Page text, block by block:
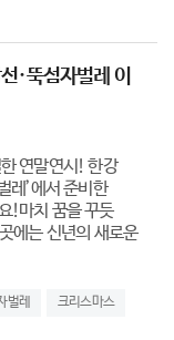
·뚝섬자벌레 이
연말연시! 한강
레’에서 준비한
!마치 꿈을 꾸듯
에는 신년의 새로운
벌레 크리스마스